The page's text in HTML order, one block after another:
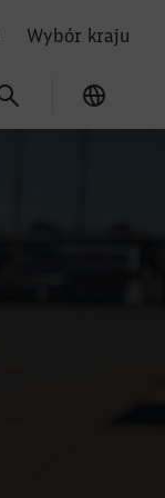
Wybór kraju